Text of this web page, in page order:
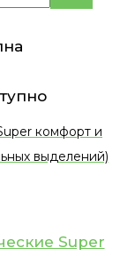
комфорт и
выделений)
Super